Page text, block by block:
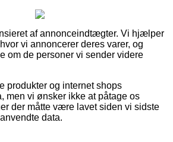
af annonceindtægter. Vi hjælper
vi annoncerer deres varer, og
om de personer vi sender videre
produkter og internet shops
men vi ønsker ikke at påtage os
der måtte være lavet siden vi sidste
data.